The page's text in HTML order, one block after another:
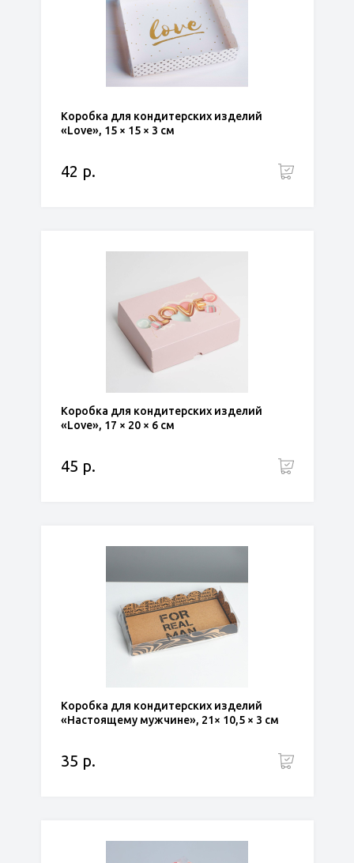
Коробка для кондитерских изделий
«Love», 15 × 15 × 3 см
42 р.
Коробка для кондитерских изделий
«Love», 17 × 20 × 6 см
45 р.
Коробка для кондитерских изделий
«Настоящему мужчине», 21× 10,5 × 3 см
35 р.